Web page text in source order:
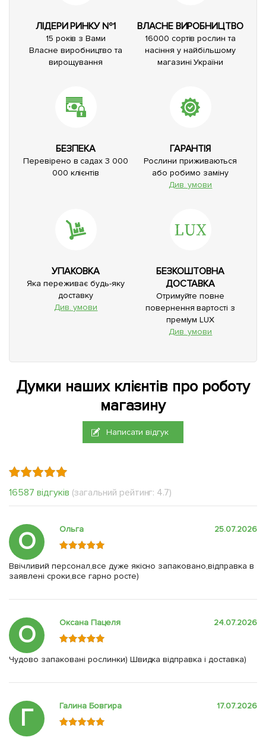
ЛІДЕРИ РИНКУ №1
15 років з Вами
Власне виробництво та
вирощування
ВЛАСНЕ ВИРОБНИЦТВО
16000 сортів рослин та
насіння у найбільшому
магазині України
БЕЗПЕКА
Перевірено в садах 3 000
000 клієнтів
ГАРАНТІЯ
Рослини приживаються
або робимо заміну
Див. умови
УПАКОВКА
Яка переживає будь-яку
доставку
Див. умови
БЕЗКОШТОВНА
ДОСТАВКА
Отримуйте повне
повернення вартості з
преміум LUX
Див. умови
Думки наших клієнтів про роботу
магазину
Написати відгук
16587 відгуків (загальний рейтинг: 4.7)
О Ольга 25.07.2026
Ввічливий персонал,все дуже якісно запаковано,відправка в
заявлені сроки,все гарно росте)
О Оксана Пацеля 24.07.2026
Чудово запаковані рослинки) Швидка відправка і доставка)
Г Галина Бовгира 17.07.2026